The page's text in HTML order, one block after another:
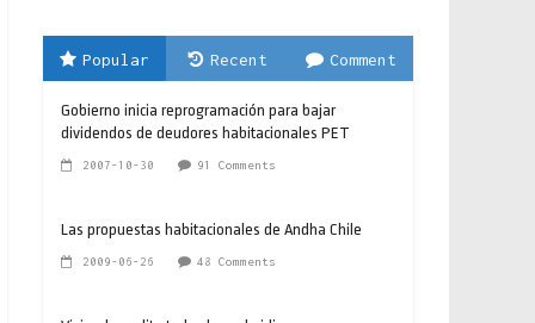
Popular Recent Comment
Gobierno inicia reprogramación para bajar
dividendos de deudores habitacionales PET
2007-10-30 91 Comments
Las propuestas habitacionales de Andha Chile
2009-06-26 48 Comments